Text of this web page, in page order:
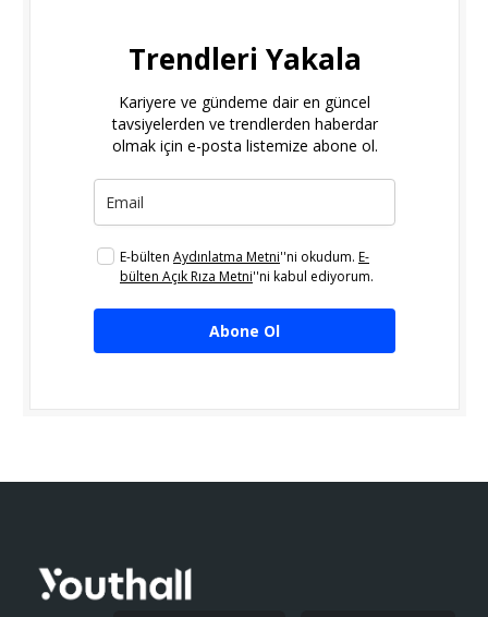
Trendleri Yakala
Kariyere ve gündeme dair en güncel
tavsiyelerden ve trendlerden haberdar
olmak için e-posta listemize abone ol.
E-bülten Aydınlatma Metni''ni okudum. E-
bülten Açık Rıza Metni''ni kabul ediyorum.
Abone Ol